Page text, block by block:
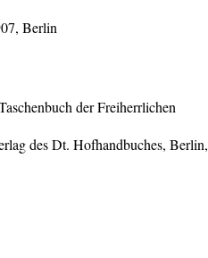
Berlin
der Freiherrlichen
des Dt. Hofhandbuches, Berlin,